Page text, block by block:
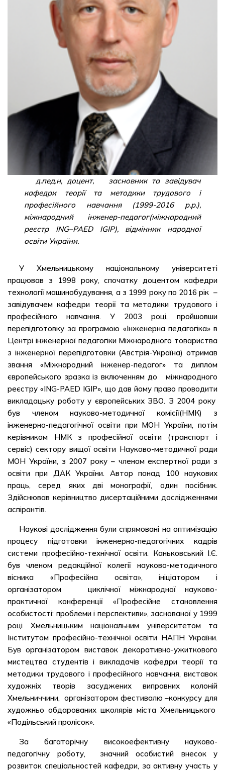
д.пед.н, доцент, засновник та завідувач
кафедри теорії та методики трудового і
професійного навчання (1999-2016 р.р.),
міжнародний інженер-педагог(міжнародний
реєстр ING–PAED IGIP), відмінник народної
освіти України.
У Хмельницькому національному університеті
працював з 1998 року, спочатку доцентом кафедри
технології машинобудування, а з 1999 року по 2016 рік –
завідувачем кафедри теорії та методики трудового і
професійного навчання. У 2003 році, пройшовши
перепідготовку за програмою «Інженерна педагогіка» в
Центрі інженерної педагогіки Міжнародного товариства
з інженерної перепідготовки (Австрія-Україна) отримав
звання «Міжнародний інженер-педагог» та диплом
європейського зразка із включенням до міжнародного
реєстру «ING-PAED IGIP», що дав йому право проводити
викладацьку роботу у європейських ЗВО. З 2004 року
був членом науково-методичної комісії(НМК) з
інженерно-педагогічної освіти при МОН України, потім
керівником НМК з професійної освіти (транспорт і
сервіс) сектору вищої освіти Науково-методичної ради
МОН України, з 2007 року – членом експертної ради з
освіти при ДАК України. Автор понад 100 наукових
праць, серед яких дві монографії, один посібник.
Здійснював керівництво дисертаційними дослідженнями
аспірантів.
Наукові дослідження були спрямовані на оптимізацію
процесу підготовки інженерно-педагогічних кадрів
системи професійно-технічної освіти. Каньковський І.Є.
був членом редакційної колегії науково-методичного
вісника «Професійна освіта», ініціатором і
організатором циклічної міжнародної науково-
практичної конференції «Професійне становлення
особистості: проблеми і перспективи», заснованої у 1999
році Хмельницьким національним університетом та
Інститутом професійно-технічної освіти НАПН України.
Був організатором виставок декоративно-ужиткового
мистецтва студентів і викладачів кафедри теорії та
методики трудового і професійного навчання, виставок
художніх творів засуджених виправних колоній
Хмельниччини, організатором фестивалю –конкурсу для
художньо обдарованих школярів міста Хмельницького
«Подільський пролісок».
За багаторічну високоефективну науково-
педагогічну роботу, значний особистий внесок у
розвиток спеціальностей кафедри, за активну участь у